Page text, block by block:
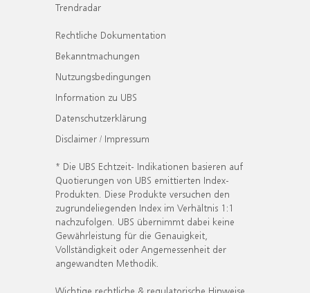
Trendradar
Rechtliche Dokumentation
Bekanntmachungen
Nutzungsbedingungen
Information zu UBS
Datenschutzerklärung
Disclaimer / Impressum
* Die UBS Echtzeit- Indikationen basieren auf
Quotierungen von UBS emittierten Index-
Produkten. Diese Produkte versuchen den
zugrundeliegenden Index im Verhältnis 1:1
nachzufolgen. UBS übernimmt dabei keine
Gewährleistung für die Genauigkeit,
Vollständigkeit oder Angemessenheit der
angewandten Methodik.